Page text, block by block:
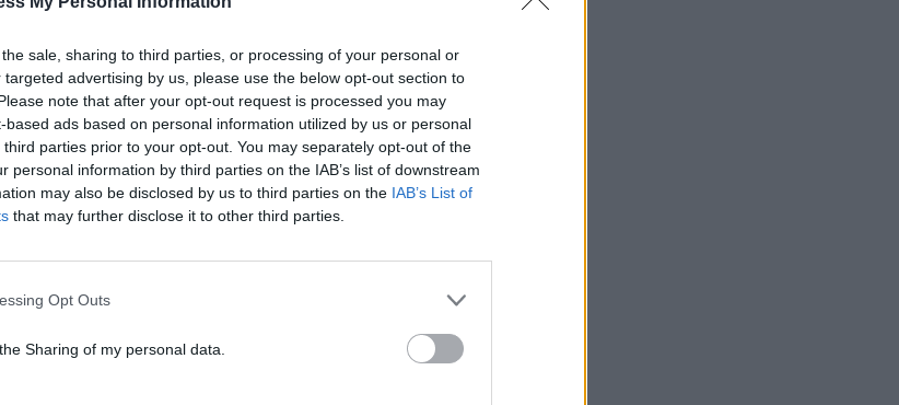
sale, sharing to third parties, or processing of your personal or
advertising by us, please use the below opt-out section to
note that after your opt-out request is processed you may
ads based on personal information utilized by us or personal
parties prior to your opt-out. You may separately opt-out of the
personal information by third parties on the IAB’s list of downstream
may also be disclosed by us to third parties on the IAB’s List of
that may further disclose it to other third parties.
Opt Outs
Sharing of my personal data.